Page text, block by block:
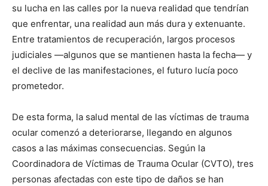
su lucha en las calles por la nueva realidad que tendrían
que enfrentar, una realidad aun más dura y extenuante.
Entre tratamientos de recuperación, largos procesos
judiciales —algunos que se mantienen hasta la fecha— y
el declive de las manifestaciones, el futuro lucía poco
prometedor.
De esta forma, la salud mental de las víctimas de trauma
ocular comenzó a deteriorarse, llegando en algunos
casos a las máximas consecuencias. Según la
Coordinadora de Víctimas de Trauma Ocular (CVTO), tres
personas afectadas con este tipo de daños se han